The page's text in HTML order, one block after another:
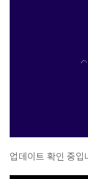
업데이트 확인 중입